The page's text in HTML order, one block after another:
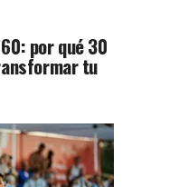
por qué 30
tu